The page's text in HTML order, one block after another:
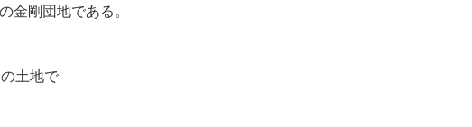
金剛団地である。
土地で